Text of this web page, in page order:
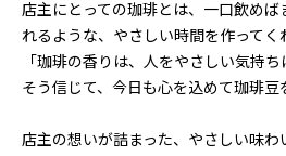
店主にとっての珈琲とは、一口飲め
れるような、やさしい時間を作ってく
「珈琲の香りは、人をやさしい気持ち
そう信じて、今日も心を込めて珈琲豆
店主の想いが詰まった、やさしい味